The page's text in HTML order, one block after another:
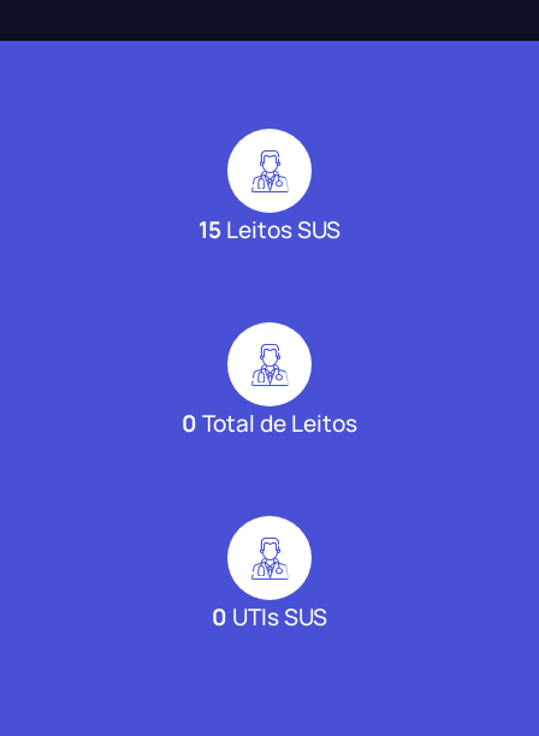
15Leitos SUS
0Total de Leitos
0 UTIs SUS